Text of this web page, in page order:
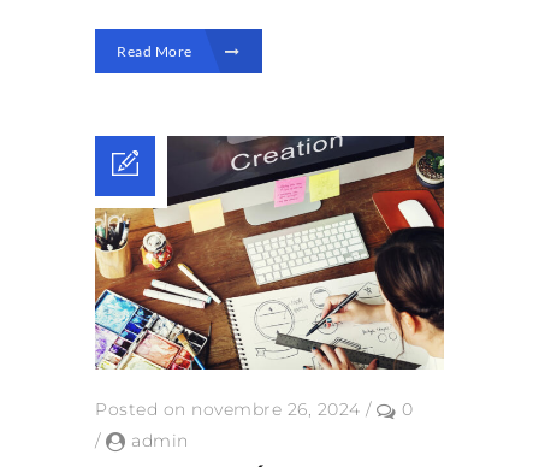
Read More
Posted on novembre 26, 2024 /
0
/
admin